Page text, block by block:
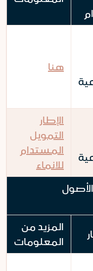
هنا
الإطار
التمويل
المستدام
للانماء
المزيد من
المعلومات